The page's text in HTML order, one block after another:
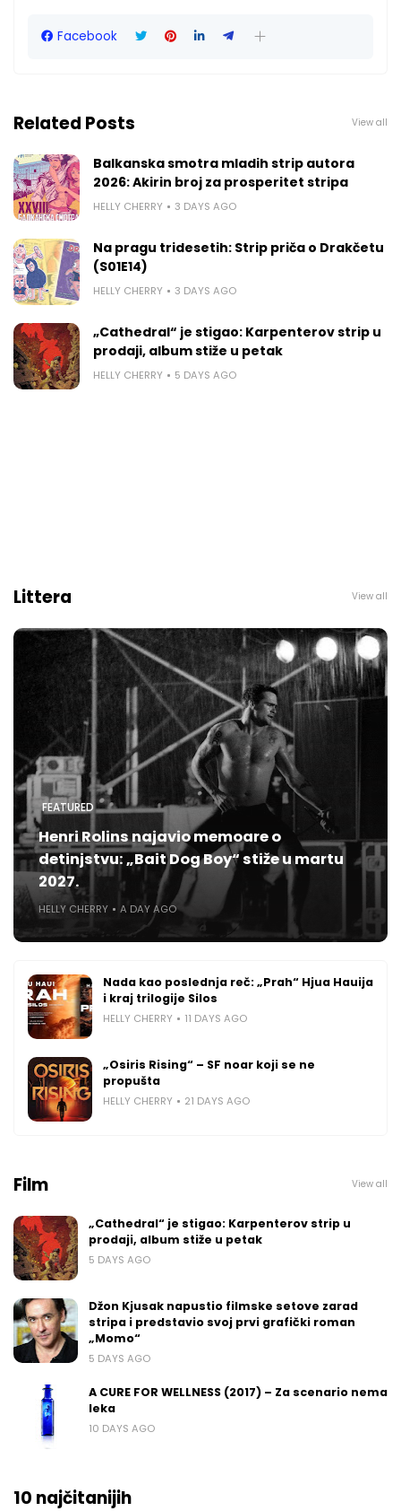
Facebook
Related Posts View all
Balkanska smotra mladih strip autora
2026: Akirin broj za prosperitet stripa
HELLY CHERRY 3 DAYS AGO
Na pragu tridesetih: Strip priča o Drakčetu
(S01E14)
HELLY CHERRY 3 DAYS AGO
„Cathedral“ je stigao: Karpenterov strip u
prodaji, album stiže u petak
HELLY CHERRY 5 DAYS AGO
Littera View all
FEATURED
Henri Rolins najavio memoare o
detinjstvu: „Bait Dog Boy“ stiže u martu
2027.
HELLY CHERRY A DAY AGO
Nada kao poslednja reč: „Prah“ Hjua Hauija
i kraj trilogije Silos
HELLY CHERRY 11 DAYS AGO
„Osiris Rising“ – SF noar koji se ne
propušta
HELLY CHERRY 21 DAYS AGO
Film View all
„Cathedral“ je stigao: Karpenterov strip u
prodaji, album stiže u petak
5 DAYS AGO
Džon Kjusak napustio filmske setove zarad
stripa i predstavio svoj prvi grafički roman
„Momo“
5 DAYS AGO
A CURE FOR WELLNESS (2017) – Za scenario nema
leka
10 DAYS AGO
10 najčitanijih